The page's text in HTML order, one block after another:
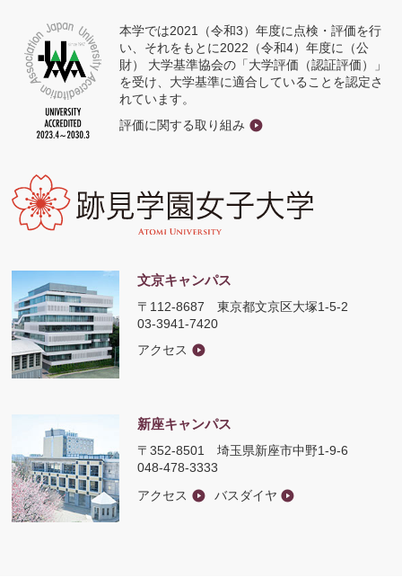
文京キャンパス
〒112-8687東京都文京区大塚1-5-2
03-3941-7420
アクセス
新座キャンパス
〒352-8501埼玉県新座市中野1-9-6
048-478-3333
アクセス
バスダイヤ
本学では2021（令和3）年度に点検・評価を行
い、それをもとに2022（令和4）年度に（公
財） 大学基準協会の「大学評価（認証評価）」
を受け、大学基準に適合していることを認定さ
れています。
評価に関する取り組み